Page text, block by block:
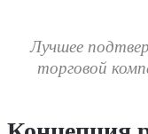
Лучшее
торговой